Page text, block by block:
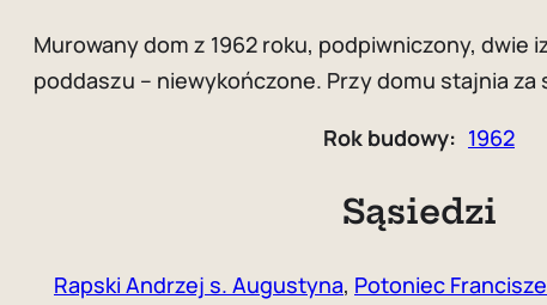
Murowany dom z 1962 roku, podpiwniczony, dwie
poddaszu – niewykończone. Przy domu stajnia za
Rok budowy: 1962
Sąsiedzi
Rapski Andrzej s. Augustyna, Potoniec